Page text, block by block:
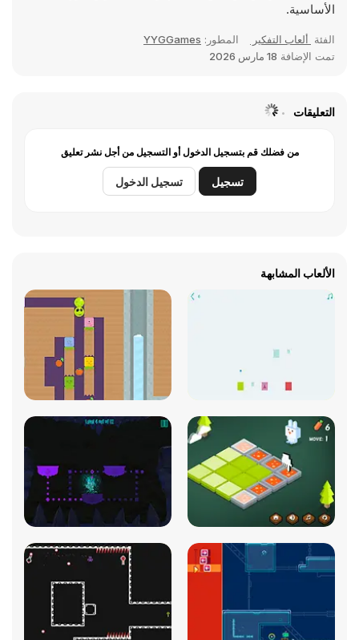
الأساسية.
الفئة ألعاب التفكير المطور: YYGGames
تمت الإضافة 18 مارس 2026
التعليقات
من فضلك قم بتسجيل الدخول أو التسجيل من أجل نشر تعليق
تسجيل تسجيل الدخول
الألعاب المشابهة